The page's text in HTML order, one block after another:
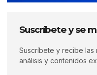
Suscríbete y se
Suscríbete y recibe las
análisis y contenidos